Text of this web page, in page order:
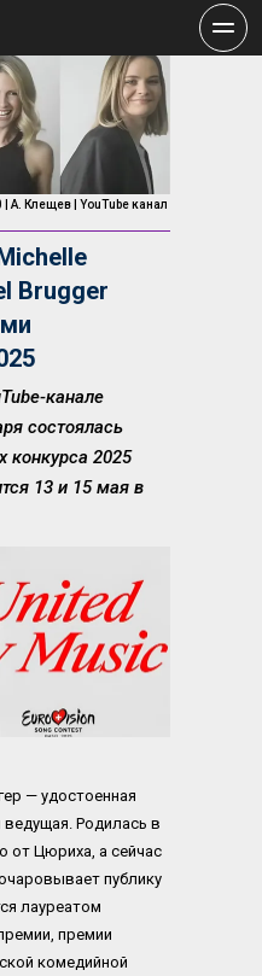
А. Клещев | YouTube канал
Brugger
канале
состоялась
конкурса 2025
13 и 15 мая в
— удостоенная
ведущая. Родилась в
от Цюриха, а сейчас
публику
лауреатом
премии
комедийной